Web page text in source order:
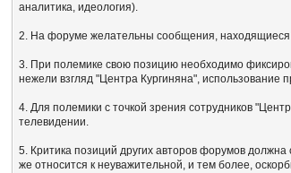
аналитика, идеология).
2. На форуме желательны сообщения, находящиеся
3. При полемике свою позицию необходимо
нежели взгляд "Центра Кургиняна", использование
4. Для полемики с точкой зрения сотрудников
телевидении.
5. Критика позиций других авторов форумов
же относится к неуважительной, и тем более,